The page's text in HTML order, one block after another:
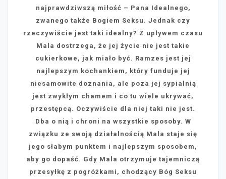
najprawdziwszą miłość – Pana Idealnego,
zwanego także Bogiem Seksu. Jednak czy
rzeczywiście jest taki idealny? Z upływem czasu
Mala dostrzega, że jej życie nie jest takie
cukierkowe, jak miało być. Ramzes jest jej
najlepszym kochankiem, który funduje jej
niesamowite doznania, ale poza jej sypialnią
jest zwykłym chamem i co tu wiele ukrywać,
przestępcą. Oczywiście dla niej taki nie jest.
Dba o nią i chroni na wszystkie sposoby. W
związku ze swoją działalnością Mala staje się
jego słabym punktem i najlepszym sposobem,
aby go dopaść. Gdy Mala otrzymuje tajemniczą
przesyłkę z pogróżkami, chodzący Bóg Seksu